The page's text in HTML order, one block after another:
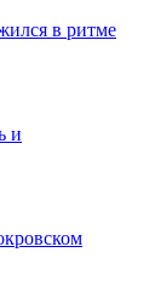
в ритме
и